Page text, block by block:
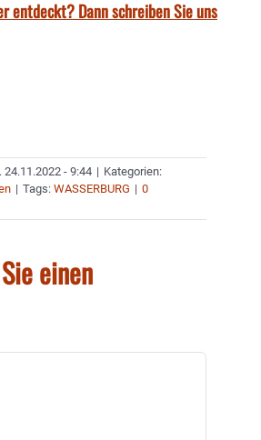
entdeckt? Dann schreiben Sie uns
24.11.2022 - 9:44 | Kategorien:
| Tags: WASSERBURG | 0
einen